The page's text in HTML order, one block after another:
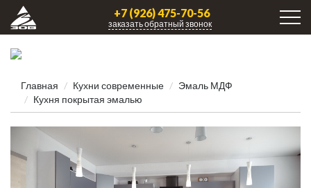
+7 (926) 475-70-56
заказать обратный звонок
Главная Кухни современные
Эмаль МДФ
Кухня покрытая эмалью